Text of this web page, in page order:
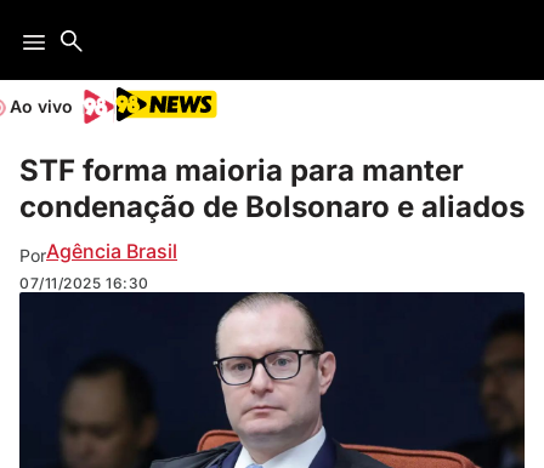
Ao vivo
STF forma maioria para manter
condenação de Bolsonaro e aliados
PorAgência Brasil
07/11/2025 16:30